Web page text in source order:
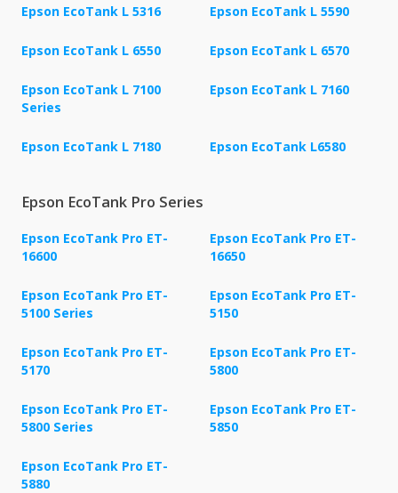
Epson EcoTank L 5316 Epson EcoTank L 5590
Epson EcoTank L 6550 Epson EcoTank L 6570
Epson EcoTank L 7100
Series
Epson EcoTank L 7160
Epson EcoTank L 7180 Epson EcoTank L6580
Epson EcoTank Pro Series
Epson EcoTank Pro ET-
16600
Epson EcoTank Pro ET-
16650
Epson EcoTank Pro ET-
5100 Series
Epson EcoTank Pro ET-
5150
Epson EcoTank Pro ET-
5170
Epson EcoTank Pro ET-
5800
Epson EcoTank Pro ET-
5800 Series
Epson EcoTank Pro ET-
5850
Epson EcoTank Pro ET-
5880